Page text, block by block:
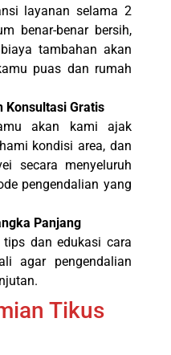
layanan selama 2
benar-benar bersih,
tambahan akan
puas dan rumah
Konsultasi Gratis
akan kami ajak
kondisi area, dan
secara menyeluruh
pengendalian yang
Panjang
dan edukasi cara
agar pengendalian
Tikus